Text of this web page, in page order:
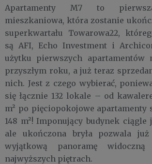
Apartamenty M7 to
mieszkaniowa, która zostanie
superkwartału Towarowa22,
są AFI, Echo Investment i
użytku pierwszych apartamentów
przyszłym roku, a już teraz
nich. Jest z czego wybierać,
się łącznie 132 lokale – od
m² po pięciopokojowe apartamenty
148 m²! Imponujący budynek ciągle
ale ukończona bryła pozwala
wyjątkową panoramę
najwyższych piętrach.